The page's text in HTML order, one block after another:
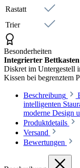
Herxheim
Rastatt
Trier
Besonderheiten
Integrierter Bettkasten
Kissen bei begrenztem
Beschreibung
intelligenten
moderne Design
Produktdetails
Bewertungen